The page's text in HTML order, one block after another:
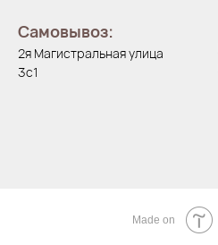
Самовывоз:
2я Магистральная улица
3с1
Made on